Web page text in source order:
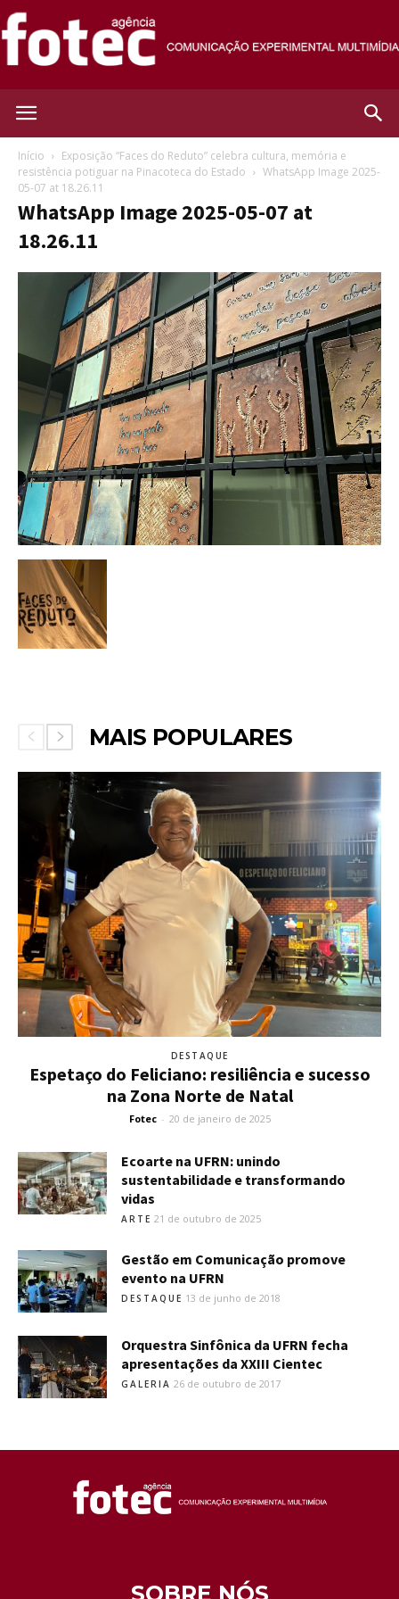
Fotec
Início
Exposição “Faces do Reduto” celebra cultura, memória e
resistência potiguar na Pinacoteca do Estado
WhatsApp Image 2025-
05-07 at 18.26.11
WhatsApp Image 2025-05-07 at
18.26.11
MAIS POPULARES
DESTAQUE
Espetaço do Feliciano: resiliência e sucesso
na Zona Norte de Natal
Fotec - 20 de janeiro de 2025
Ecoarte na UFRN: unindo
sustentabilidade e transformando
vidas
ARTE 21 de outubro de 2025
Gestão em Comunicação promove
evento na UFRN
DESTAQUE 13 de junho de 2018
Orquestra Sinfônica da UFRN fecha
apresentações da XXIII Cientec
GALERIA 26 de outubro de 2017
SOBRE NÓS